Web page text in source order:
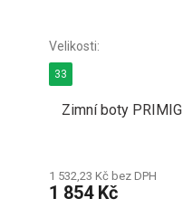
Zimní boty
1 532,23 Kč bez DPH
1 854 Kč
33